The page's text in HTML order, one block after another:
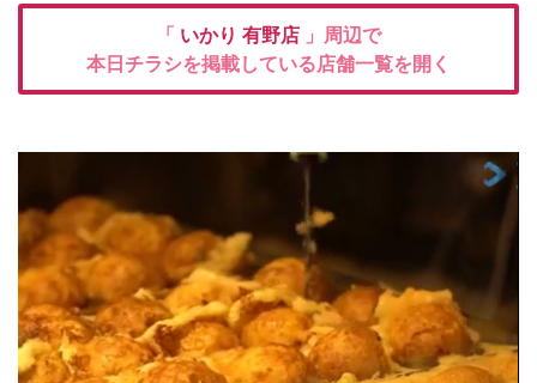
「 いかり 有野店 」周辺で
本日チラシを掲載している店舗一覧を開く